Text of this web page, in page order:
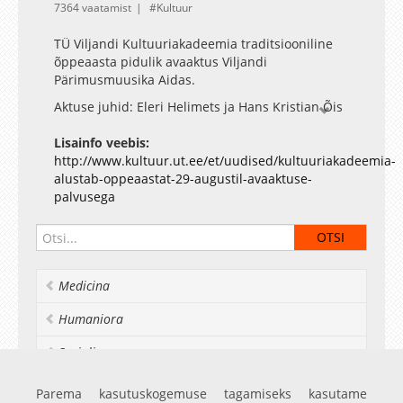
7364 vaatamist
Kultuur
TÜ Viljandi Kultuuriakadeemia traditsiooniline
õppeaasta pidulik avaaktus Viljandi
Pärimusmuusika Aidas.
Aktuse juhid: Eleri Helimets ja Hans Kristian Õis
Tantsijad: Leanika Mändma, Kadi Keskülla, Liis
Konsap, Tanel Ting, Taivo Pärnamets, Silver Jusilo
Eesti Hümni ja Loomislaulu eestlaulja: Kelly Vask
Gaudeaumuse eestlaulja: Jaan-Eerik Aardam
Kaur
Valgus: Karolin Tamm
juht: Tauno Uibo
Aktuse korraldus: Heili Lindepuu, Viivika Melts
Lisainfo veebis:
http://www.kultuur.ut.ee/et/uudised/kultuuriakadeemia-
alustab-oppeaastat-29-augustil-avaaktuse-
palvusega
Medicina
Humaniora
Socialia
Realia et naturalia
Parema kasutuskogemuse tagamiseks kasutame